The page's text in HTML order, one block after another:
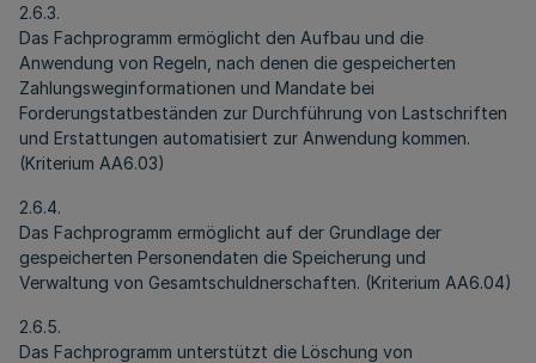
2.6.3.
Das Fachprogramm ermöglicht den Aufbau und die
Anwendung von Regeln, nach denen die gespeicherten
Zahlungsweginformationen und Mandate bei
Forderungstatbeständen zur Durchführung von Lastschriften
und Erstattungen automatisiert zur Anwendung kommen.
(Kriterium AA6.03)
2.6.4.
Das Fachprogramm ermöglicht auf der Grundlage der
gespeicherten Personendaten die Speicherung und
Verwaltung von Gesamtschuldnerschaften. (Kriterium AA6.04)
2.6.5.
Das Fachprogramm unterstützt die Löschung von